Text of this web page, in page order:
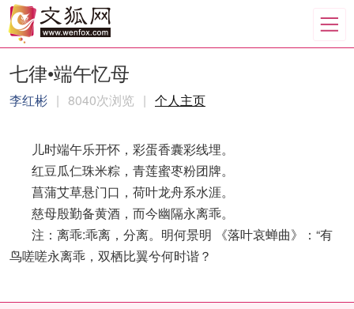
七律•端午忆母
李红彬 | 8040次浏览 | 个人主页
儿时端午乐开怀，彩蛋香囊彩线埋。
红豆瓜仁珠米粽，青莲蜜枣粉团牌。
菖蒲艾草悬门口，荷叶龙舟系水涯。
慈母殷勤备黄酒，而今幽隔永离乖。
注：离乖:乖离，分离。明何景明 《落叶哀蝉曲》：“有
鸟嗟嗟永离乖，双栖比翼兮何时谐？